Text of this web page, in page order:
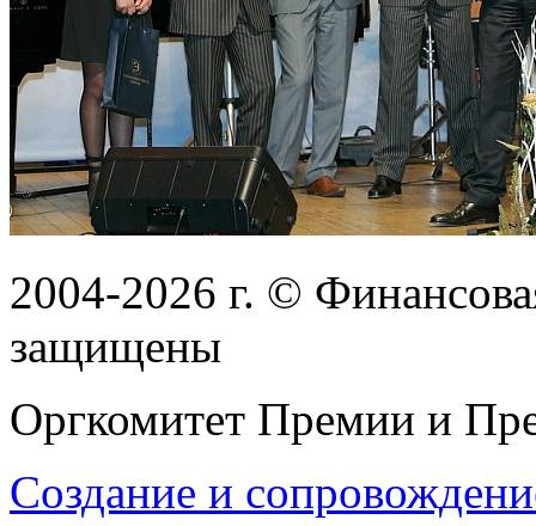
2004-2026 г. ©
защищены
Оргкомитет Премии и
Создание и